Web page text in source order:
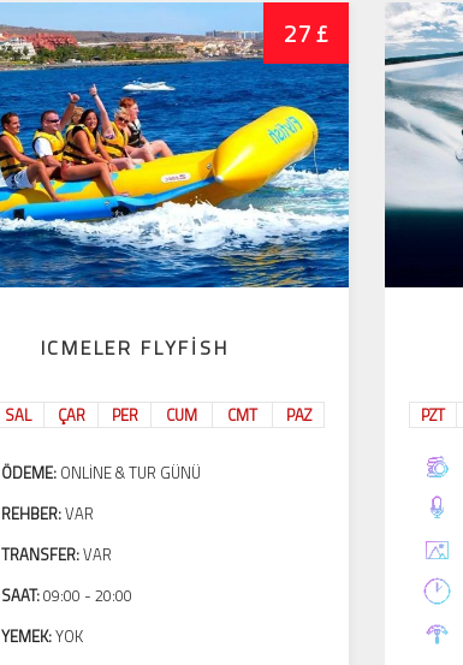
27 £
ICMELER FLYFISH
SAL ÇAR PER CUM CMT PAZ
ÖDEME: ONLINE & TUR GÜNÜ
REHBER:VAR
TRANSFER:VAR
SAAT:09:00 - 20:00
YEMEK:YOK
PZT